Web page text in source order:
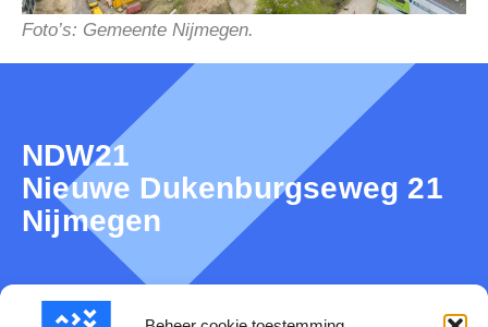
Foto’s: Gemeente Nijmegen.
NDW21
Nieuwe Dukenburgseweg 21
Nijmegen